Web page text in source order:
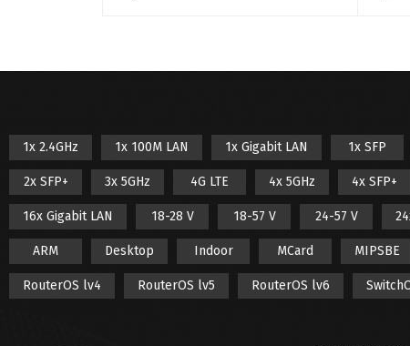
1x 2.4GHz 1x 100M LAN 1x Gigabit LAN 1x SFP
2x SFP+ 3x 5GHz 4G LTE 4x 5GHz 4x SFP+
16x Gigabit LAN 18-28 V 18-57 V 24-57 V
ARM Desktop Indoor MCard MIPSBE
RouterOS lv4 RouterOS lv5 RouterOS lv6